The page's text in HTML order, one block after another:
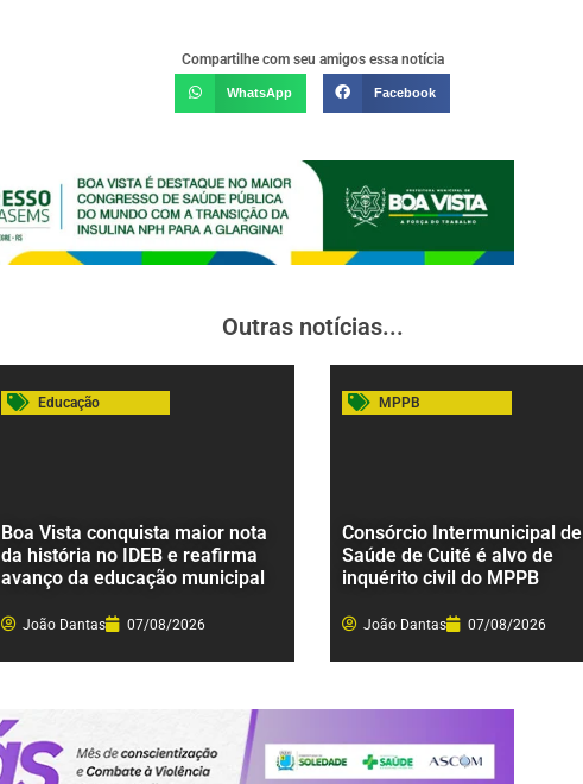
Compartilhe com seu amigos essa notícia
WhatsApp Facebook
Outras notícias...
Educação
Boa Vista conquista maior nota
da história no IDEB e reafirma
avanço da educação municipal
João Dantas 07/08/2026
MPPB
Consórcio Intermunicipal de
Saúde de Cuité é alvo de
inquérito civil do MPPB
João Dantas 07/08/2026